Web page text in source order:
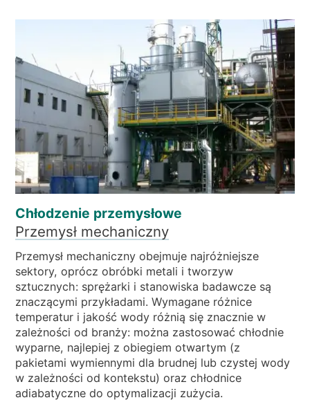
Chłodzenie przemysłowe
Przemysł mechaniczny
Przemysł mechaniczny obejmuje najróżniejsze
sektory, oprócz obróbki metali i tworzyw
sztucznych: sprężarki i stanowiska badawcze są
znaczącymi przykładami. Wymagane różnice
temperatur i jakość wody różnią się znacznie w
zależności od branży: można zastosować chłodnie
wyparne, najlepiej z obiegiem otwartym (z
pakietami wymiennymi dla brudnej lub czystej wody
w zależności od kontekstu) oraz chłodnice
adiabatyczne do optymalizacji zużycia.